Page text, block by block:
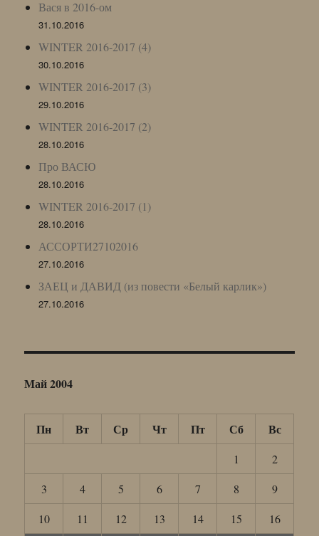
Вася в 2016-ом
31.10.2016
WINTER 2016-2017 (4)
30.10.2016
WINTER 2016-2017 (3)
29.10.2016
WINTER 2016-2017 (2)
28.10.2016
Про ВАСЮ
28.10.2016
WINTER 2016-2017 (1)
28.10.2016
АССОРТИ27102016
27.10.2016
ЗАЕЦ и ДАВИД (из повести «Белый карлик»)
27.10.2016
Май 2004
Пн Вт Ср Чт Пт Сб Вс
1
2
3
4 5 6 7 8
9
10
11 12 13 14 15 16